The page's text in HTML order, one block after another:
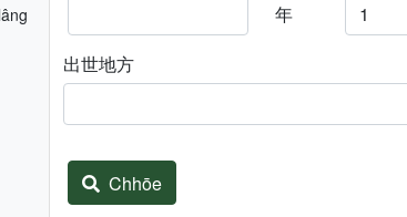
年
出世地方
Chhōe